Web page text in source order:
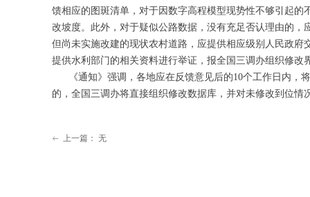
馈相应的图斑清单，对于因数字高程模型现势性不够引起
改坡度。此外，对于疑似公路数据，没有充足否认理由的
但尚未实施改建的现状农村道路，应提供相应级别人民政
提供水利部门的相关资料进行举证，报全国三调办组织修
《通知》强调，各地应在反馈意见后的10个工作日内，
的，全国三调办将直接组织修改数据库，并对未修改到位情
ꂃ 上一篇： 无